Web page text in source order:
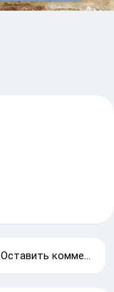
Оставить